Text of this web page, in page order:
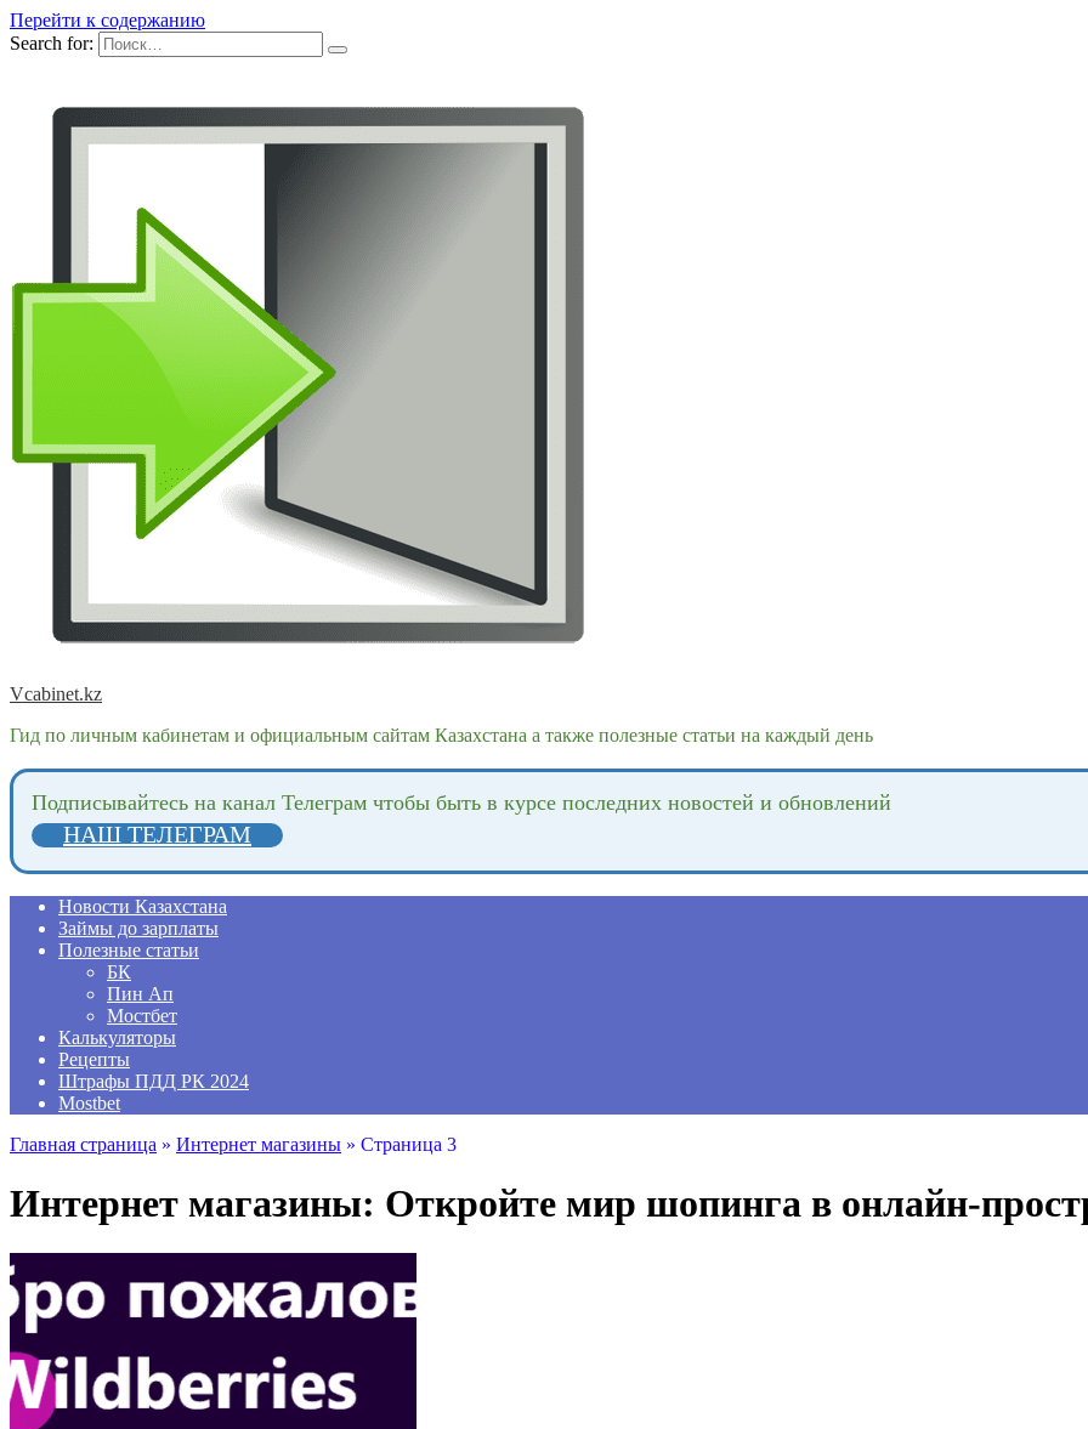
Перейти к содержанию
Search for:
Vcabinet.kz
Гид по личным кабинетам и официальным сайтам Казахстана а также полезные статьи на каждый день
Подпиcывайтесь на канал Телеграм чтобы быть в курсе последних новостей и обновлений
НАШ ТЕЛЕГРАМ
Новости Казахстана
Займы до зарплаты
Полезные статьи
БК
Пин Ап
Мостбет
Калькуляторы
Рецепты
Штрафы ПДД РК 2024
Mostbet
Главная страница » Интернет магазины » Страница 3
Интернет магазины: Откройте мир шопинга в онлайн-